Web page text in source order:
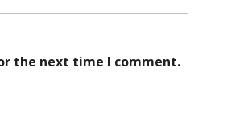
the next time I comment.